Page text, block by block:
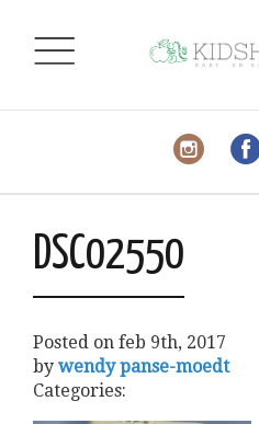
DSC02550
Posted on feb 9th, 2017
by wendy panse-moedt
Categories: